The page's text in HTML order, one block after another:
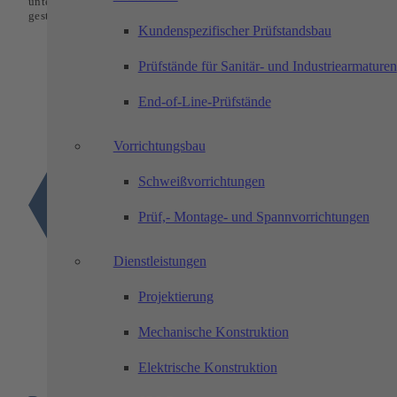
Kundenspezifischer Prüfstandsbau
Prüfstände für Sanitär- und Industriearmaturen
End-of-Line-Prüfstände
Vorrichtungsbau
Schweißvorrichtungen
Prüf,- Montage- und Spannvorrichtungen
Dienstleistungen
Projektierung
Mechanische Konstruktion
Elektrische Konstruktion
gestalten.